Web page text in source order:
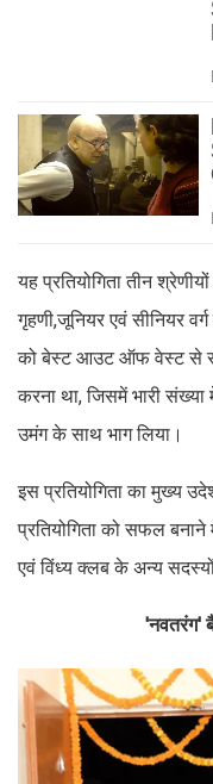
यह प्रतियोगिता तीन
गृहणी,जूनियर एवं सीनियर
को बेस्ट आउट ऑफ वेस्ट से
करना था, जिसमें भारी संख्या
उमंग के साथ भाग लिया।
इस प्रतियोगिता का मुख्य
प्रतियोगिता को सफल
एवं विंध्य क्लब के अन्य सदस्यों
'नवतरंग'